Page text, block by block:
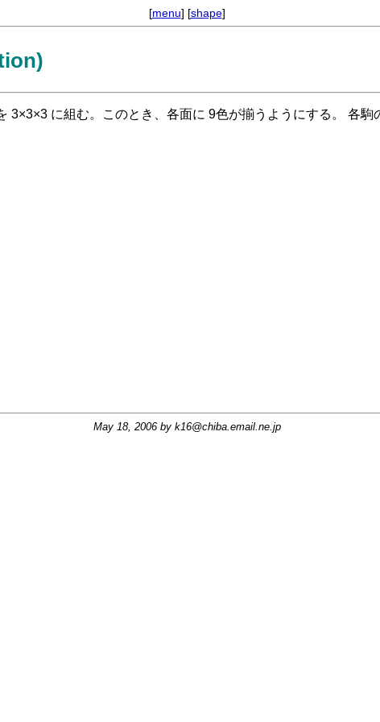
[menu] [shape]
に組む。このとき、各面に 9色が揃うようにする。 各駒
May 18, 2006 by k16@chiba.email.ne.jp